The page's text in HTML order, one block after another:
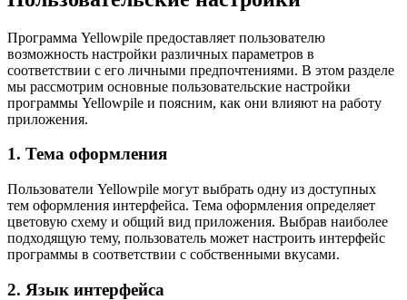
Программа Yellowpile предоставляет пользователю
возможность настройки различных параметров в
соответствии с его личными предпочтениями. В этом разделе
мы рассмотрим основные пользовательские настройки
программы Yellowpile и поясним, как они влияют на работу
приложения.
1. Тема оформления
Пользователи Yellowpile могут выбрать одну из доступных
тем оформления интерфейса. Тема оформления определяет
цветовую схему и общий вид приложения. Выбрав наиболее
подходящую тему, пользователь может настроить интерфейс
программы в соответствии с собственными вкусами.
2. Язык интерфейса